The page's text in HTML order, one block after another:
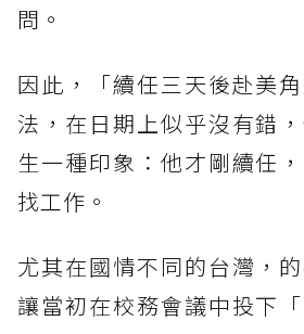
問。
因此，「續任三天後赴美
法，在日期上似乎沒有錯
生一種印象：他才剛續任
找工作。
尤其在國情不同的台灣，
讓當初在校務會議中投下